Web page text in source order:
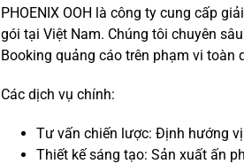
PHOENIX OOH là công ty cung cấp
gói tại Việt Nam. Chúng tôi chuyên
Booking quảng cáo trên phạm vi toàn
Các dịch vụ chính:
Tư vấn chiến lược: Định hướng
Thiết kế sáng tạo: Sản xuất ấn